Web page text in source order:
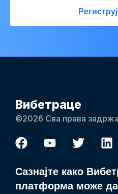
Вибетраце
©2026 Сва права
Сазнајте како
платформа може да